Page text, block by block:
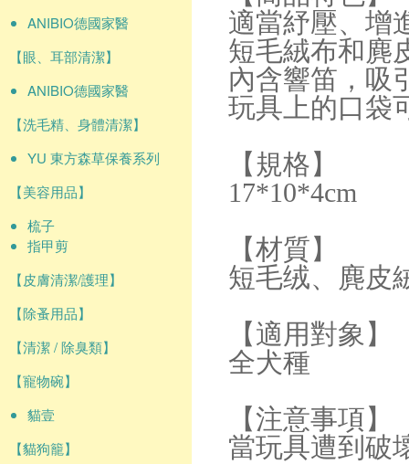
ANIBIO德國家醫
【眼、耳部清潔】
ANIBIO德國家醫
【洗毛精、身體清潔】
YU 東方森草保養系列
【美容用品】
梳子
指甲剪
【皮膚清潔/護理】
【除蚤用品】
【清潔 / 除臭類】
【寵物碗】
貓壹
【貓狗籠】
適當紓壓、增
短毛絨布和麂
內含響笛，吸
玩具上的口袋
【規格】
17*10*4cm
【材質】
短毛绒、麂皮
【適用對象】
全犬種
【注意事項】
當玩具遭到破